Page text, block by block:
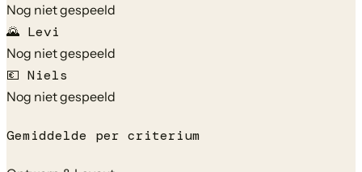
Nog niet gespeeld
🌄 Levi
Nog niet gespeeld
💶 Niels
Nog niet gespeeld
Gemiddelde per criterium